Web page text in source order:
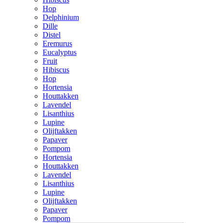
Hop
Delphinium
Dille
Distel
Eremurus
Eucalyptus
Fruit
Hibiscus
Hop
Hortensia
Houttakken
Lavendel
Lisanthius
Lupine
Olijftakken
Papaver
Pompom
Hortensia
Houttakken
Lavendel
Lisanthius
Lupine
Olijftakken
Papaver
Pompom